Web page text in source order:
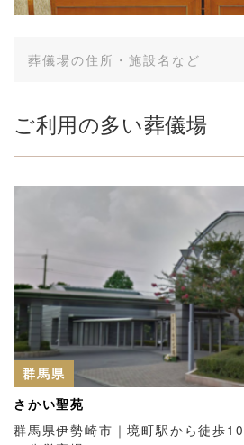
ご利用の多い葬儀場
群馬県
さかい聖苑
群馬県伊勢崎市｜境町駅から徒歩